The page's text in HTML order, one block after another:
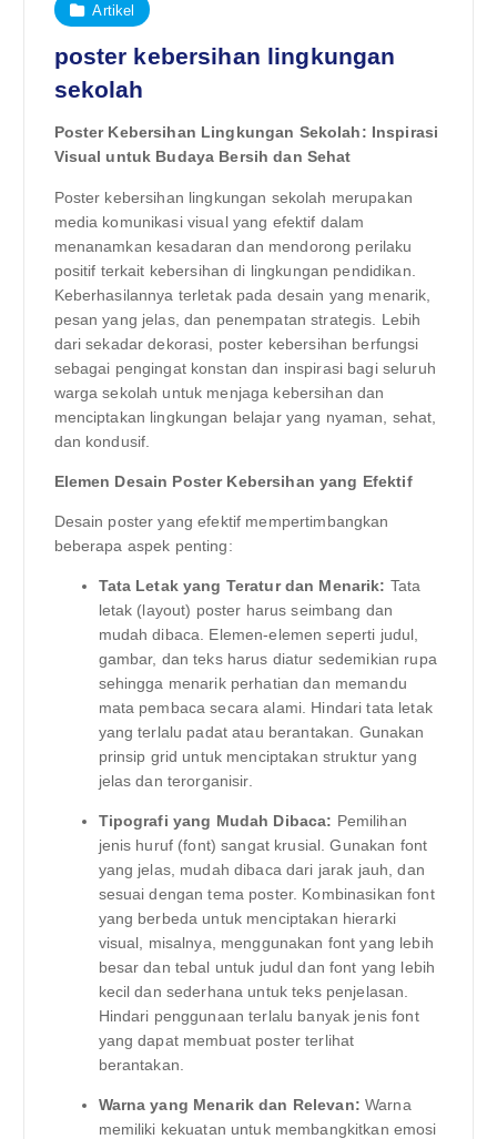
Artikel
poster kebersihan lingkungan
sekolah
Poster Kebersihan Lingkungan Sekolah: Inspirasi
Visual untuk Budaya Bersih dan Sehat
Poster kebersihan lingkungan sekolah merupakan
media komunikasi visual yang efektif dalam
menanamkan kesadaran dan mendorong perilaku
positif terkait kebersihan di lingkungan pendidikan.
Keberhasilannya terletak pada desain yang menarik,
pesan yang jelas, dan penempatan strategis. Lebih
dari sekadar dekorasi, poster kebersihan berfungsi
sebagai pengingat konstan dan inspirasi bagi seluruh
warga sekolah untuk menjaga kebersihan dan
menciptakan lingkungan belajar yang nyaman, sehat,
dan kondusif.
Elemen Desain Poster Kebersihan yang Efektif
Desain poster yang efektif mempertimbangkan
beberapa aspek penting:
Tata Letak yang Teratur dan Menarik: Tata
letak (layout) poster harus seimbang dan
mudah dibaca. Elemen-elemen seperti judul,
gambar, dan teks harus diatur sedemikian rupa
sehingga menarik perhatian dan memandu
mata pembaca secara alami. Hindari tata letak
yang terlalu padat atau berantakan. Gunakan
prinsip grid untuk menciptakan struktur yang
jelas dan terorganisir.
Tipografi yang Mudah Dibaca: Pemilihan
jenis huruf (font) sangat krusial. Gunakan font
yang jelas, mudah dibaca dari jarak jauh, dan
sesuai dengan tema poster. Kombinasikan font
yang berbeda untuk menciptakan hierarki
visual, misalnya, menggunakan font yang lebih
besar dan tebal untuk judul dan font yang lebih
kecil dan sederhana untuk teks penjelasan.
Hindari penggunaan terlalu banyak jenis font
yang dapat membuat poster terlihat
berantakan.
Warna yang Menarik dan Relevan: Warna
memiliki kekuatan untuk membangkitkan emosi